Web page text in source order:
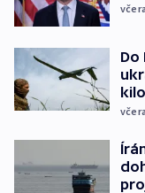
včera
Do
včera